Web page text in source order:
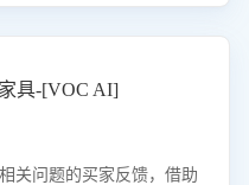
具-[VOC AI]
关问题的买家反馈，借助